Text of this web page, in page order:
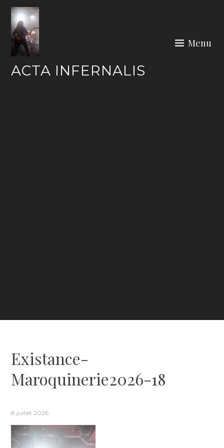
Skip
content
ACTA INFERNALIS
Menu
Existance-
Maroquinerie2026-18
8 juillet 2026